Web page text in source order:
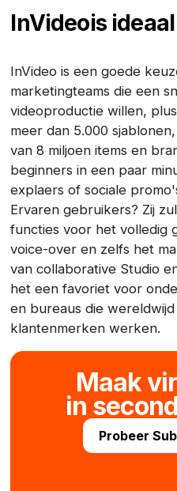
InVideois
InVideo is een goede
marketingteams die een
videoproductie willen,
meer dan 5.000
van 8 miljoen items en
beginners in een paar
explaers of sociale
Ervaren gebruikers? Zij
functies voor het volledig
voice-over en zelfs het
van collaborative Studio
het een favoriet voor
en bureaus die
klantenmerken werken.
Maak
in
Probeer